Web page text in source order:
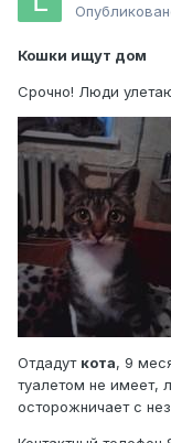
Кошки ищут дом
Срочно! Люди
Отдадут кота, 9
туалетом не имеет,
осторожничает с